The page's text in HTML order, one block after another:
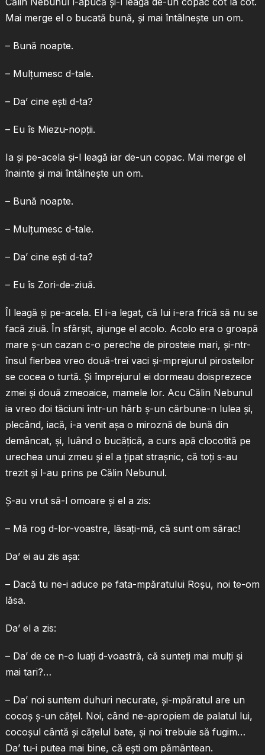
Mai merge el o bucată bună, şi mai întâlneşte un om.
– Bună noapte.
– Mulţumesc d-tale.
– Da’ cine eşti d-ta?
– Eu îs Miezu-nopţii.
Ia şi pe-acela şi-l leagă iar de-un copac. Mai merge el
înainte şi mai întâlneşte un om.
– Bună noapte.
– Mulţumesc d-tale.
– Da’ cine eşti d-ta?
– Eu îs Zori-de-ziuă.
Îl leagă şi pe-acela. El i-a legat, că lui i-era frică să nu se
facă ziuă. În sfârşit, ajunge el acolo. Acolo era o groapă
mare ş-un cazan c-o pereche de pirosteie mari, şi-ntr-
însul fierbea vreo două-trei vaci şi-mprejurul pirosteilor
se cocea o turtă. Şi împrejurul ei dormeau doisprezece
zmei şi două zmeoaice, mamele lor. Acu Călin Nebunul
ia vreo doi tăciuni într-un hârb ş-un cărbune-n lulea şi,
plecând, iacă, i-a venit aşa o miroznă de bună din
demâncat, şi, luând o bucăţică, a curs apă clocotită pe
urechea unui zmeu şi el a ţipat straşnic, că toţi s-au
trezit şi l-au prins pe Călin Nebunul.
Ş-au vrut să-l omoare şi el a zis:
– Mă rog d-lor-voastre, lăsaţi-mă, că sunt om sărac!
Da’ ei au zis aşa:
– Dacă tu ne-i aduce pe fata-mpăratului Roşu, noi te-om
lăsa.
Da’ el a zis:
– Da’ de ce n-o luaţi d-voastră, că sunteţi mai mulţi şi
mai tari?…
– Da’ noi suntem duhuri necurate, şi-mpăratul are un
cocoş ş-un căţel. Noi, când ne-apropiem de palatul lui,
cocoşul cântă şi căţelul bate, şi noi trebuie să fugim…
Da’ tu-i putea mai bine, că eşti om pământean.